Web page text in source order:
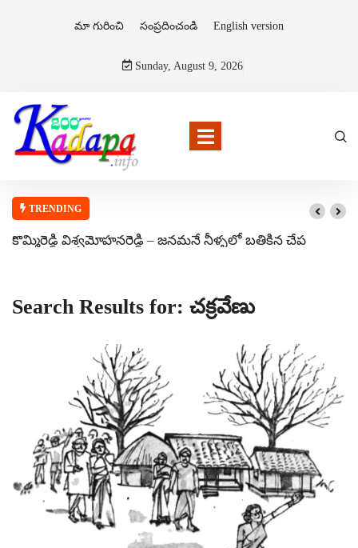
మా గురించి సంప్రదించండి English version
Sunday, August 9, 2026
TRENDING
కొమ్మిరెడ్డి విశ్వమోహనరెడ్డి – జనమనే నీళ్ళలో బతికిన చేప
Search Results for: చక్రవేణు